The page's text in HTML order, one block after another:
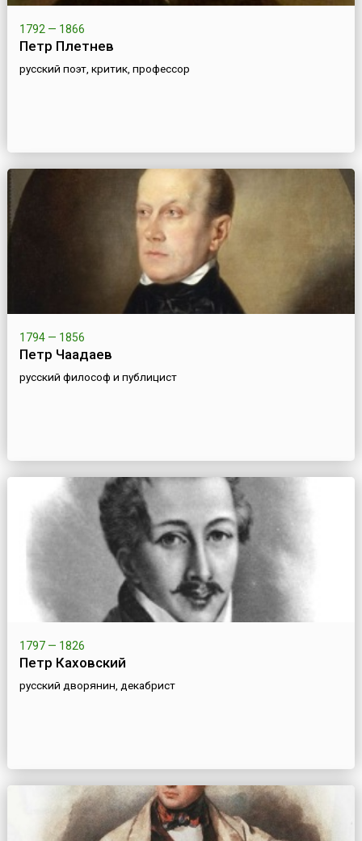
1792 — 1866
Петр Плетнев
русский поэт, критик, профессор
1794 — 1856
Петр Чаадаев
русский философ и публицист
1797 — 1826
Петр Каховский
русский дворянин, декабрист